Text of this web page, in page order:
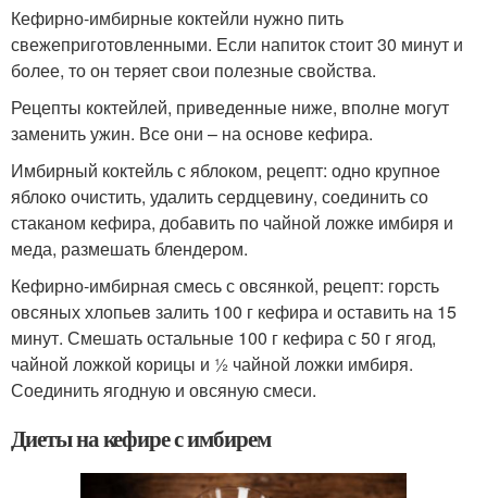
Кефирно-имбирные коктейли нужно пить
свежеприготовленными. Если напиток стоит 30 минут и
более, то он теряет свои полезные свойства.
Рецепты коктейлей, приведенные ниже, вполне могут
заменить ужин. Все они – на основе кефира.
Имбирный коктейль с яблоком, рецепт: одно крупное
яблоко очистить, удалить сердцевину, соединить со
стаканом кефира, добавить по чайной ложке имбиря и
меда, размешать блендером.
Кефирно-имбирная смесь с овсянкой, рецепт: горсть
овсяных хлопьев залить 100 г кефира и оставить на 15
минут. Смешать остальные 100 г кефира с 50 г ягод,
чайной ложкой корицы и ½ чайной ложки имбиря.
Соединить ягодную и овсяную смеси.
Диеты на кефире с имбирем